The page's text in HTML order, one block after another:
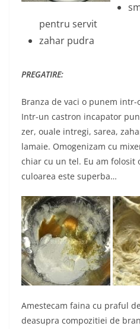
pentru servit
zahar pudra
PREGATIRE:
Branza de vaci o punem
Intr-un castron incapator
zer, ouale intregi, sarea,
lamaie. Omogenizam cu
chiar cu un tel. Eu am folosit
culoarea este superba…
Amestecam faina cu praful
deasupra compozitiei de